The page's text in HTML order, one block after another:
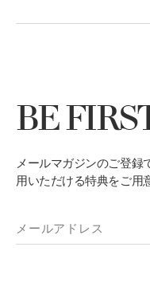
BE
メールマガジンのご登録
用いただける特典をご用